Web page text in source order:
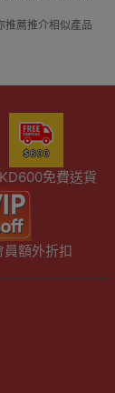
推薦推介相似產品
免費送貨
額外折扣